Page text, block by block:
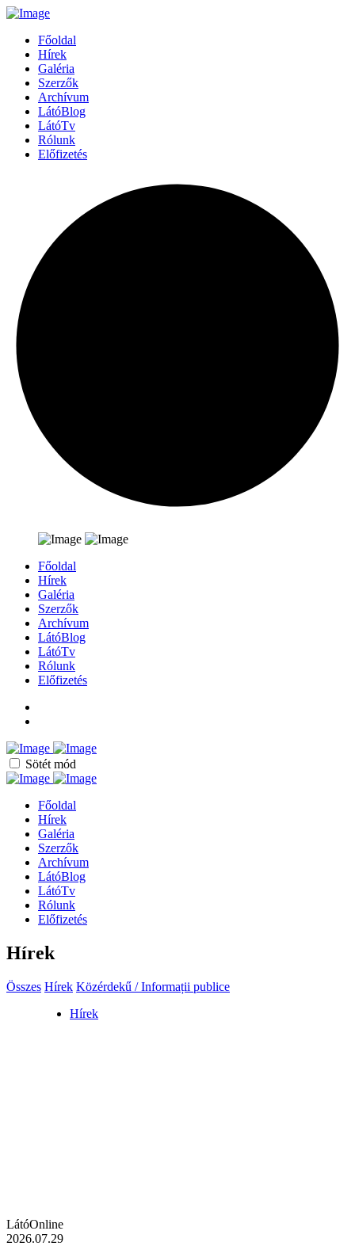
Főoldal
Hírek
Galéria
Szerzők
Archívum
LátóBlog
LátóTv
Rólunk
Előfizetés
Főoldal
Hírek
Galéria
Szerzők
Archívum
LátóBlog
LátóTv
Rólunk
Előfizetés
Sötét mód
Főoldal
Hírek
Galéria
Szerzők
Archívum
LátóBlog
LátóTv
Rólunk
Előfizetés
Hírek
Összes Hírek Közérdekű / Informații publice
Hírek
LátóOnline
2026.07.29